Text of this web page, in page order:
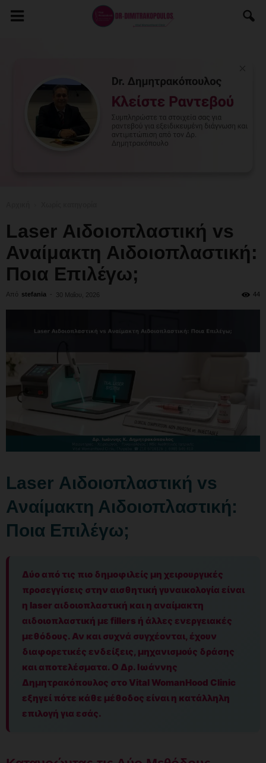
Laser Αιδοιοπλαστική vs
Αναίμακτη Αιδοιοπλαστική:
Ποια Επιλέγω;
Από stefania - 30 Μαΐου, 2026 44
Laser Αιδοιοπλαστική vs
Αναίμακτη Αιδοιοπλαστική:
Ποια Επιλέγω;
Δύο από τις πιο δημοφιλείς μη χειρουργικές
προσεγγίσεις στην αισθητική γυναικολογία είναι
η laser αιδοιοπλαστική και η αναίμακτη
αιδοιοπλαστική με fillers ή άλλες ενεργειακές
μεθόδους. Αν και συχνά συγχέονται, έχουν
διαφορετικές ενδείξεις, μηχανισμούς δράσης
και αποτελέσματα. Ο Δρ. Ιωάννης
Δημητρακόπουλος στο Vital WomanHood Clinic
εξηγεί πότε κάθε μέθοδος είναι η κατάλληλη
επιλογή για εσάς.